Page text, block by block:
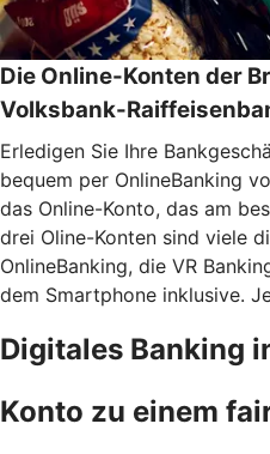
Die Online-Konten der
Volksbank-
Erledigen Sie Ihre
bequem per OnlineBanking
das Online-Konto, das am
drei Oline-Konten sind viele
OnlineBanking, die VR
dem Smartphone inklusive.
Digitales Banking
Konto zu einem